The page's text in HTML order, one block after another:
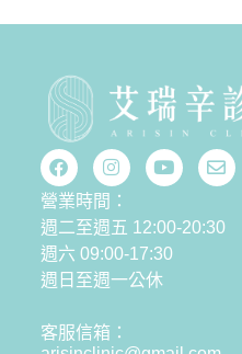
營業時間：
週二至週五 12:00-20:30
週六 09:00-17:30
週日至週一公休
客服信箱：